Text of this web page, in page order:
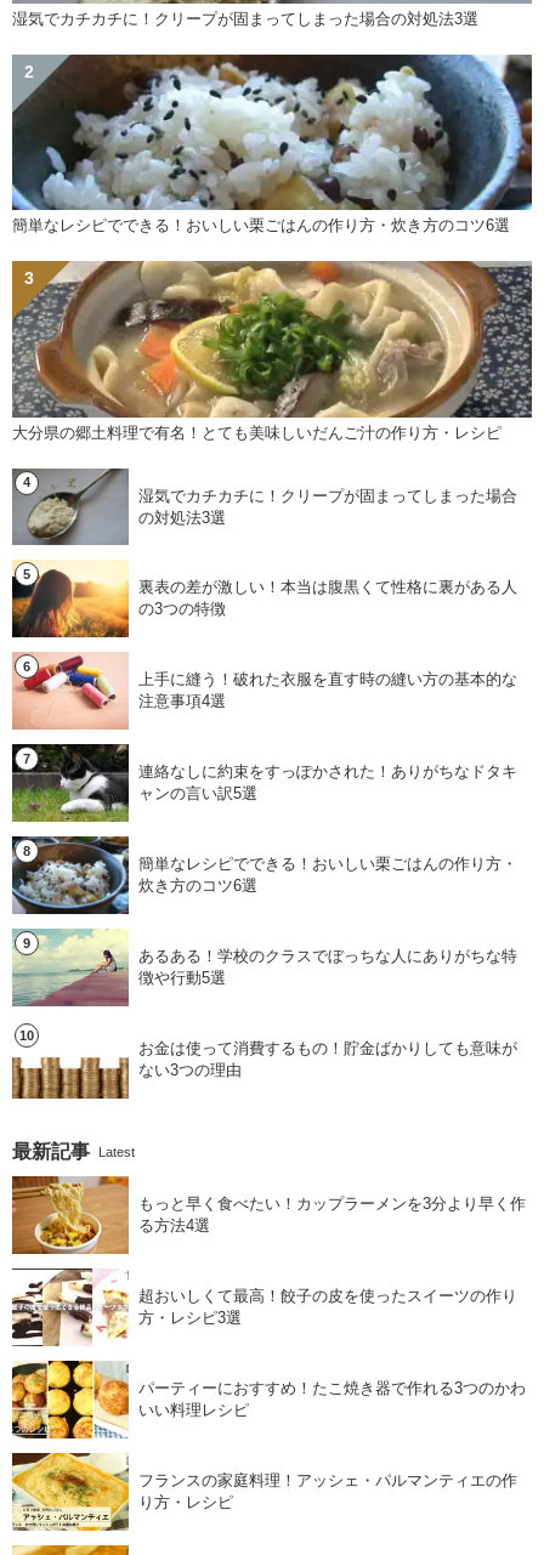
湿気でカチカチに！クリープが固まってしまった場合の対処法3選
簡単なレシピでできる！おいしい栗ごはんの作り方・炊き方のコツ6選
大分県の郷土料理で有名！とても美味しいだんご汁の作り方・レシピ
湿気でカチカチに！クリープが固まってしまった場合
の対処法3選
裏表の差が激しい！本当は腹黒くて性格に裏がある人
の3つの特徴
上手に縫う！破れた衣服を直す時の縫い方の基本的な
注意事項4選
連絡なしに約束をすっぽかされた！ありがちなドタキ
ャンの言い訳5選
簡単なレシピでできる！おいしい栗ごはんの作り方・
炊き方のコツ6選
あるある！学校のクラスでぼっちな人にありがちな特
徴や行動5選
お金は使って消費するもの！貯金ばかりしても意味が
ない3つの理由
最新記事 Latest
もっと早く食べたい！カップラーメンを3分より早く作
る方法4選
超おいしくて最高！餃子の皮を使ったスイーツの作り
方・レシピ3選
パーティーにおすすめ！たこ焼き器で作れる3つのかわ
いい料理レシピ
フランスの家庭料理！アッシェ・パルマンティエの作
り方・レシピ